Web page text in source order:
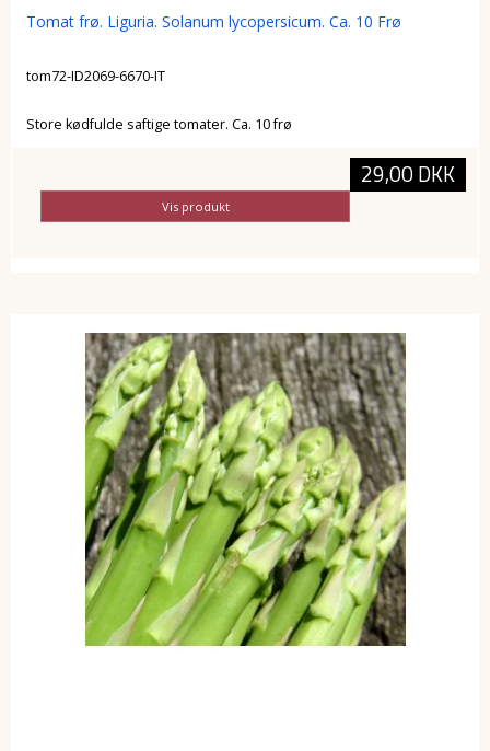
Tomat frø. Liguria. Solanum lycopersicum. Ca. 10 Frø
tom72-ID2069-6670-IT
Store kødfulde saftige tomater. Ca. 10 frø
29,00 DKK
Vis produkt